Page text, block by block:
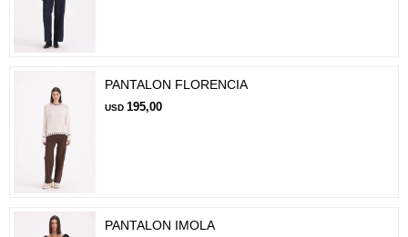
PANTALON FLORENCIA
USD 195,00
PANTALON IMOLA